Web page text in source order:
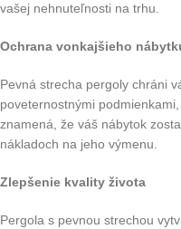
vašej nehnuteľnosti na trhu.
Ochrana vonkajšieho
Pevná strecha pergoly chráni
poveternostnými
znamená, že váš nábytok
nákladoch na jeho výmenu.
Zlepšenie kvality života
Pergola s pevnou strechou